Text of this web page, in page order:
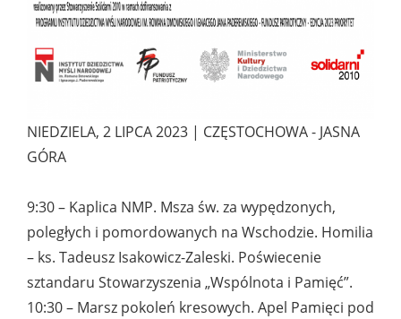
NIEDZIELA, 2 LIPCA 2023 | CZĘSTOCHOWA - JASNA
GÓRA
9:30 – Kaplica NMP. Msza św. za wypędzonych,
poległych i pomordowanych na Wschodzie. Homilia
– ks. Tadeusz Isakowicz-Zaleski. Poświecenie
sztandaru Stowarzyszenia „Wspólnota i Pamięć”.
10:30 – Marsz pokoleń kresowych. Apel Pamięci pod